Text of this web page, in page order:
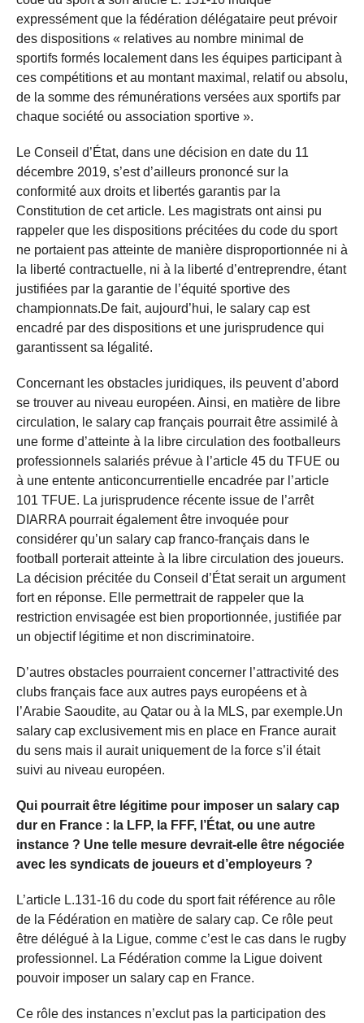
expressément que la fédération délégataire peut prévoir
des dispositions « relatives au nombre minimal de
sportifs formés localement dans les équipes participant à
ces compétitions et au montant maximal, relatif ou absolu,
de la somme des rémunérations versées aux sportifs par
chaque société ou association sportive ».
Le Conseil d’État, dans une décision en date du 11
décembre 2019, s’est d’ailleurs prononcé sur la
conformité aux droits et libertés garantis par la
Constitution de cet article. Les magistrats ont ainsi pu
rappeler que les dispositions précitées du code du sport
ne portaient pas atteinte de manière disproportionnée ni à
la liberté contractuelle, ni à la liberté d’entreprendre, étant
justifiées par la garantie de l’équité sportive des
championnats.De fait, aujourd’hui, le salary cap est
encadré par des dispositions et une jurisprudence qui
garantissent sa légalité.
Concernant les obstacles juridiques, ils peuvent d’abord
se trouver au niveau européen. Ainsi, en matière de libre
circulation, le salary cap français pourrait être assimilé à
une forme d’atteinte à la libre circulation des footballeurs
professionnels salariés prévue à l’article 45 du TFUE ou
à une entente anticoncurrentielle encadrée par l’article
101 TFUE. La jurisprudence récente issue de l’arrêt
DIARRA pourrait également être invoquée pour
considérer qu’un salary cap franco-français dans le
football porterait atteinte à la libre circulation des joueurs.
La décision précitée du Conseil d’État serait un argument
fort en réponse. Elle permettrait de rappeler que la
restriction envisagée est bien proportionnée, justifiée par
un objectif légitime et non discriminatoire.
D’autres obstacles pourraient concerner l’attractivité des
clubs français face aux autres pays européens et à
l’Arabie Saoudite, au Qatar ou à la MLS, par exemple.Un
salary cap exclusivement mis en place en France aurait
du sens mais il aurait uniquement de la force s’il était
suivi au niveau européen.
Qui pourrait être légitime pour imposer un salary cap
dur en France : la LFP, la FFF, l’État, ou une autre
instance ? Une telle mesure devrait-elle être négociée
avec les syndicats de joueurs et d’employeurs ?
L’article L.131-16 du code du sport fait référence au rôle
de la Fédération en matière de salary cap. Ce rôle peut
être délégué à la Ligue, comme c’est le cas dans le rugby
professionnel. La Fédération comme la Ligue doivent
pouvoir imposer un salary cap en France.
Ce rôle des instances n’exclut pas la participation des